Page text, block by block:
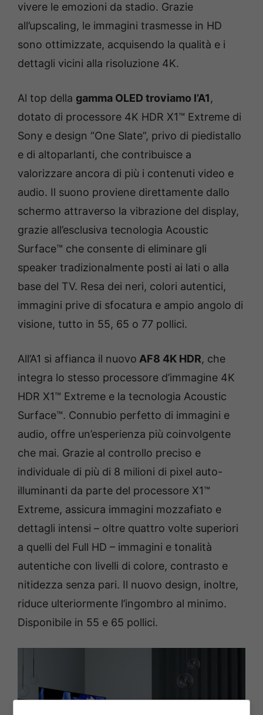
vivere le emozioni da stadio. Grazie
all’upscaling, le immagini trasmesse in HD
sono ottimizzate, acquisendo la qualità e i
dettagli vicini alla risoluzione 4K.
Al top della gamma OLED troviamo l’A1,
dotato di processore 4K HDR X1™ Extreme di
Sony e design “One Slate”, privo di piedistallo
e di altoparlanti, che contribuisce a
valorizzare ancora di più i contenuti video e
audio. Il suono proviene direttamente dallo
schermo attraverso la vibrazione del display,
grazie all’esclusiva tecnologia Acoustic
Surface™ che consente di eliminare gli
speaker tradizionalmente posti ai lati o alla
base del TV. Resa dei neri, colori autentici,
immagini prive di sfocatura e ampio angolo di
visione, tutto in 55, 65 o 77 pollici.
All’A1 si affianca il nuovo AF8 4K HDR, che
integra lo stesso processore d’immagine 4K
HDR X1™ Extreme e la tecnologia Acoustic
Surface™. Connubio perfetto di immagini e
audio, offre un’esperienza più coinvolgente
che mai. Grazie al controllo preciso e
individuale di più di 8 milioni di pixel auto-
illuminanti da parte del processore X1™
Extreme, assicura immagini mozzafiato e
dettagli intensi – oltre quattro volte superiori
a quelli del Full HD – immagini e tonalità
autentiche con livelli di colore, contrasto e
nitidezza senza pari. Il nuovo design, inoltre,
riduce ulteriormente l’ingombro al minimo.
Disponibile in 55 e 65 pollici.